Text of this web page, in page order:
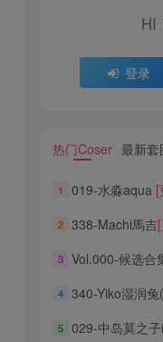
HI
登录
热门Coser 最新套
1 019-水淼aqua [
2 338-Machi馬吉
3 Vol.000-候选合
4 340-Yiko湿润
5 029-中岛莫之
HI
登录
热门Coser 最新套
1 019-水淼aqua [
2 338-Machi馬吉
3 Vol.000-候选合
4 340-Yiko湿润
5 029-中岛莫之